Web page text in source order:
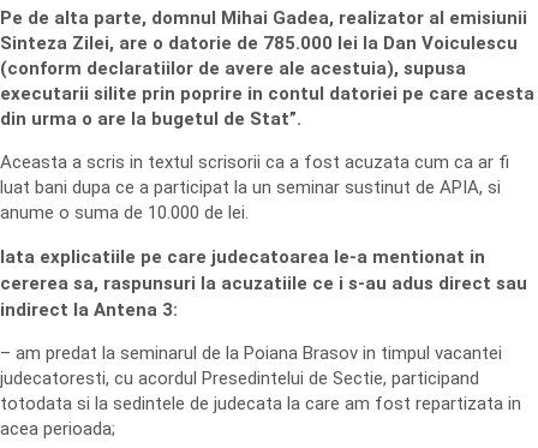
Pe de alta parte, domnul Mihai Gadea, realizator al emisiunii
Sinteza Zilei, are o datorie de 785.000 lei la Dan Voiculescu
(conform declaratiilor de avere ale acestuia), supusa
executarii silite prin poprire in contul datoriei pe care acesta
din urma o are la bugetul de Stat”.
Aceasta a scris in textul scrisorii ca a fost acuzata cum ca ar fi
luat bani dupa ce a participat la un seminar sustinut de APIA, si
anume o suma de 10.000 de lei.
Iata explicatiile pe care judecatoarea le-a mentionat in
cererea sa, raspunsuri la acuzatiile ce i s-au adus direct sau
indirect la Antena 3:
– am predat la seminarul de la Poiana Brasov in timpul vacantei
judecatoresti, cu acordul Presedintelui de Sectie, participand
totodata si la sedintele de judecata la care am fost repartizata in
acea perioada;